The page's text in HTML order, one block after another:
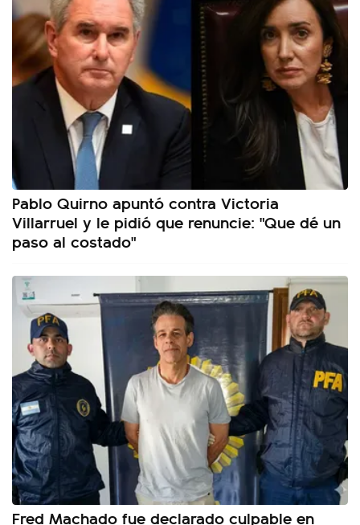
Pablo Quirno apuntó contra Victoria
Villarruel y le pidió que renuncie: "Que dé un
paso al costado"
Fred Machado fue declarado culpable en